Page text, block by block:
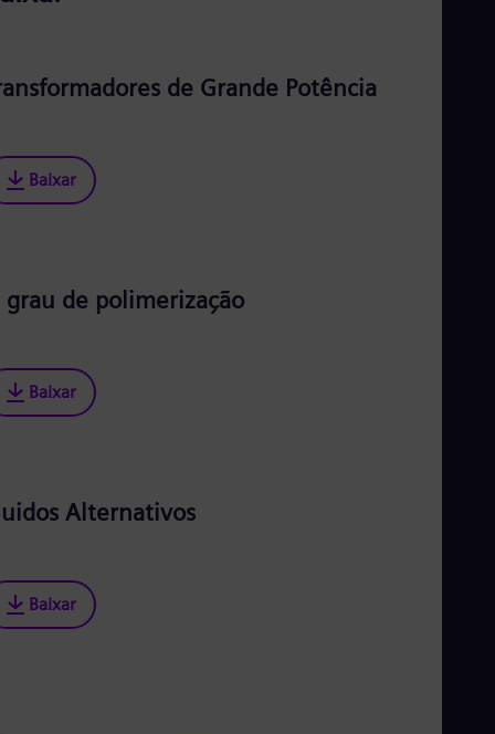
de Grande Potência
Baixar
grau de polimerização
Baixar
Alternativos
Baixar